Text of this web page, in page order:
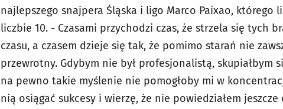
najlepszego snajpera Śląska i ligo Marco Paixao,
liczbie 10. - Czasami przychodzi czas, że strzela się tych
czasu, a czasem dzieje się tak, że pomimo starań nie
przewrotny. Gdybym nie był profesjonalistą, skupiałbym
na pewno takie myślenie nie pomogłoby mi w
nią osiągać sukcesy i wierzę, że nie powiedziałem